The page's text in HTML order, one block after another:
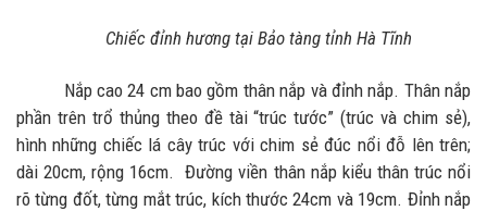
Chiếc đỉnh hương tại Bảo tàng tỉnh Hà Tĩnh
Nắp cao 24 cm bao gồm thân nắp và đỉnh nắp. Thân nắp
phần trên trổ thủng theo đề tài “trúc tước” (trúc và chim sẻ),
hình những chiếc lá cây trúc với chim sẻ đúc nổi đỗ lên trên;
dài 20cm, rộng 16cm. Đường viền thân nắp kiểu thân trúc nổi
rõ từng đốt, từng mắt trúc, kích thước 24cm và 19cm. Đỉnh nắp